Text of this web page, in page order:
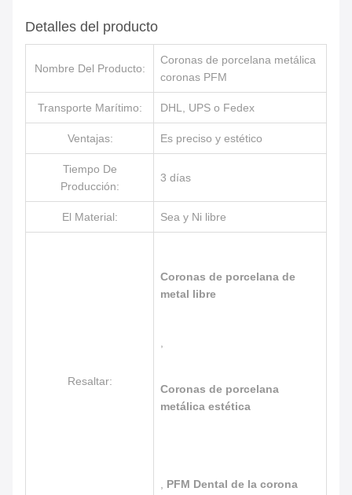
Detalles del producto
Nombre Del Producto:
Coronas de porcelana metálica
coronas PFM
Transporte Marítimo: DHL, UPS o Fedex
Ventajas: Es preciso y estético
Tiempo De
Producción:
3 días
El Material: Sea y Ni libre
Resaltar:
Coronas de porcelana de
metal libre
Coronas de porcelana
metálica estética
PFM Dental de la corona